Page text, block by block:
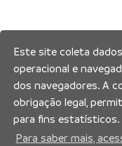
Este site coleta
operacional e
dos navegadores. A
obrigação legal,
para fins estatísticos.
Para saber mais,